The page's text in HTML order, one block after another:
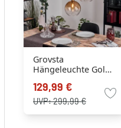
Grovsta
Hängeleuchte Gold,
129,99 €
UVP:299,99 €